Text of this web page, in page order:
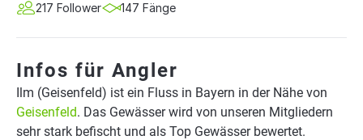
217 Follower 147 Fänge
Infos für Angler
Ilm (Geisenfeld) ist ein Fluss in Bayern in der Nähe von
Geisenfeld. Das Gewässer wird von unseren Mitgliedern
sehr stark befischt und als Top Gewässer bewertet.